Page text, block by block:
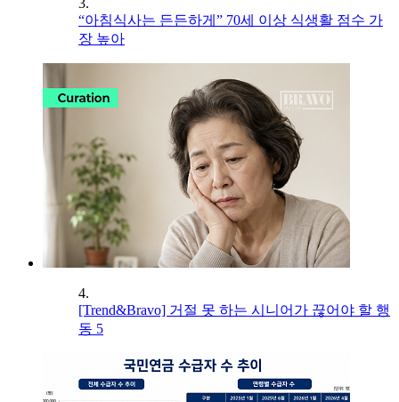
3.
“아침식사는 든든하게” 70세 이상 식생활 점수 가
장 높아
4.
[Trend&Bravo] 거절 못 하는 시니어가 끊어야 할 행
동 5